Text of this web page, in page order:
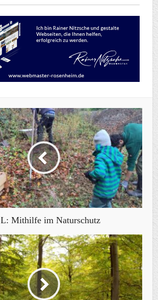
Mithilfe im Naturschutz